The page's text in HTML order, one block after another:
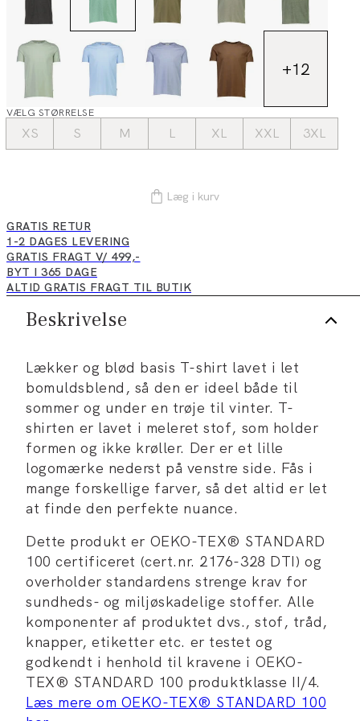
+12
VÆLG STØRRELSE
XS S M L XL XXL 3XL
Læg i kurv
GRATIS RETUR
1-2 DAGES LEVERING
GRATIS FRAGT V/ 499,-
BYT I 365 DAGE
ALTID GRATIS FRAGT TIL BUTIK
Beskrivelse
Lækker og blød basis T-shirt lavet i let
bomuldsblend, så den er ideel både til
sommer og under en trøje til vinter. T-
shirten er lavet i meleret stof, som holder
formen og ikke krøller. Der er et lille
logomærke nederst på venstre side. Fås i
mange forskellige farver, så det altid er let
at finde den perfekte nuance.
Dette produkt er OEKO-TEX® STANDARD
100 certificeret (cert.nr. 2176-328 DTI) og
overholder standardens strenge krav for
sundheds- og miljøskadelige stoffer. Alle
komponenter af produktet dvs., stof, tråd,
knapper, etiketter etc. er testet og
godkendt i henhold til kravene i OEKO-
TEX® STANDARD 100 produktklasse II/4.
Læs mere om OEKO-TEX® STANDARD 100